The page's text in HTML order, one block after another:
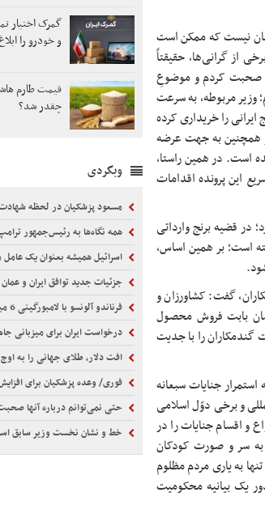
نیست که ممکن است
از گرانی‌ها، حقیقتاً
صحبت کردم و موضوعِ
وزیر مربوطه، به سرعت
را خریداری کرده
و همچنین به جهت عرضه
است. در همین راستا،
این پرونده اقدامات
قضیه برنج وارداتی
است؛ بر همین اساس،
، گفت: کشاورزان و
بابت فروش محصول
گندمکارانرا با جدیت
جنایات سبعانه
و برخی دوّل اسلامی
و اقسام جنایات را در
سر و صورت کودکان
به یاری مردم مظلوم
یک بیانیه محکومیت
گمرک اختیار
و خودرو را
قیمت طارم
چقدر شد؟
وبگردی
مسعود پزشکیان در لحظه شهادت
همه نگاه‌ها به رئیس‌جمهور
اسرائیل همیشه بعنوان یک
جزئیات جدید توافق ایران و
فرناندو آلونسو با لامبورگینی 6 میلیون دلاری در موناکو
درخواست ایران برای میزبانی جام
افت دلار، طلای جهانی را به اوج ۷ هفته‌ای رساند
فوری/ وعده پزشکیان برای
حتی نمی‌توانم درباره آنها
خط و نشان نخست وزیر سابق